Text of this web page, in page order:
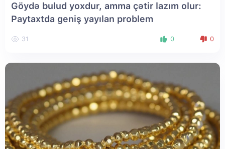
Göydə bulud yoxdur, amma çətir lazım olur:
Paytaxtda geniş yayılan problem
31 0 0